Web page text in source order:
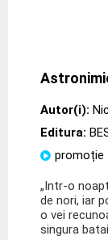
Autor(i):
Editura:
promoție
„Intr-o
de nori, iar
o vei
singura